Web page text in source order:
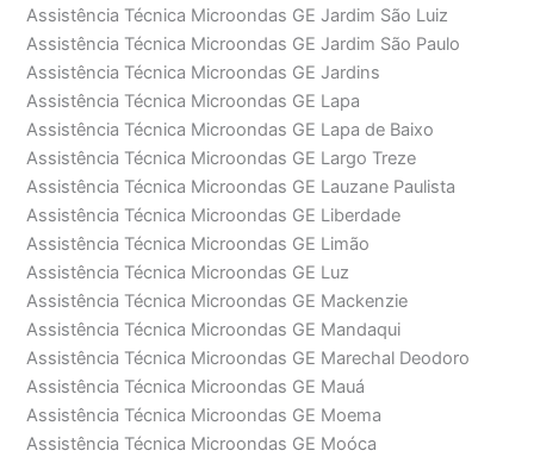
Assistência Técnica Microondas GE Jardim São Luiz
Assistência Técnica Microondas GE Jardim São Paulo
Assistência Técnica Microondas GE Jardins
Assistência Técnica Microondas GE Lapa
Assistência Técnica Microondas GE Lapa de Baixo
Assistência Técnica Microondas GE Largo Treze
Assistência Técnica Microondas GE Lauzane Paulista
Assistência Técnica Microondas GE Liberdade
Assistência Técnica Microondas GE Limão
Assistência Técnica Microondas GE Luz
Assistência Técnica Microondas GE Mackenzie
Assistência Técnica Microondas GE Mandaqui
Assistência Técnica Microondas GE Marechal Deodoro
Assistência Técnica Microondas GE Mauá
Assistência Técnica Microondas GE Moema
Assistência Técnica Microondas GE Moóca